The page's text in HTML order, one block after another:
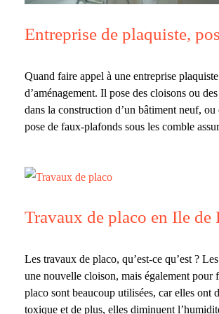
Entreprise de plaquiste,
Quand faire appel à une entreprise
d’aménagement. Il pose des cloisons ou
dans la construction d’un bâtiment neuf,
pose de faux-plafonds sous les comble
Travaux de placo en Ile de
Les travaux de placo, qu’est-ce qu’est ?
une nouvelle cloison, mais également pour
placo sont beaucoup utilisées, car elles ont
toxique et de plus, elles diminuent